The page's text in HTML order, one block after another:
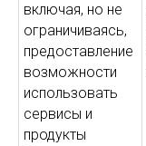
включая, но не
ограничиваясь,
предоставление
возможности
использовать
сервисы и
продукты